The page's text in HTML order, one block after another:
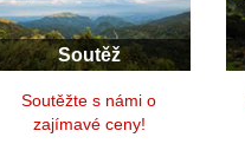
Soutěž
Soutěžte s námi o
zajímavé ceny!